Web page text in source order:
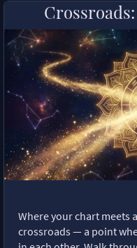
Where your chart meets
crossroads — a point